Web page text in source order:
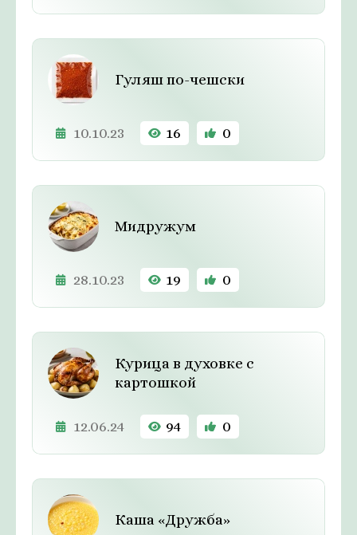
Гуляш по-чешски
10.10.23 16 0
Мидружум
28.10.23 19 0
Курица в духовке с
картошкой
12.06.24 94 0
Каша «Дружба»